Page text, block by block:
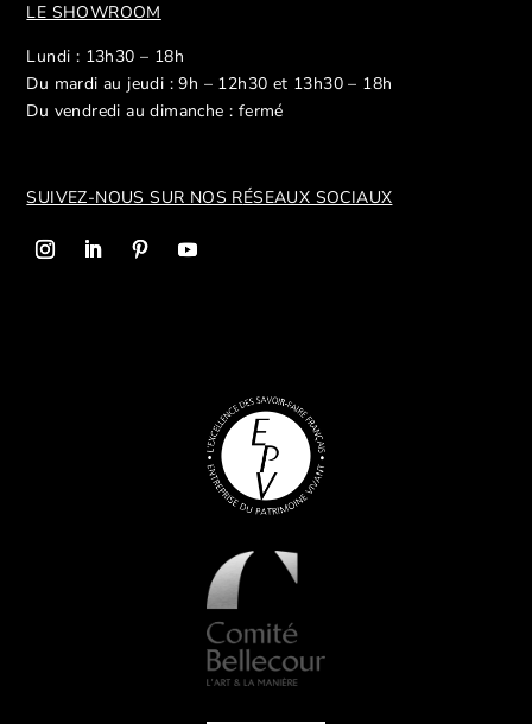
LE SHOWROOM
Lundi : 13h30 – 18h
Du mardi au jeudi : 9h – 12h30 et 13h30 – 18h
Du vendredi au dimanche : fermé
SUIVEZ-NOUS SUR NOS RÉSEAUX SOCIAUX